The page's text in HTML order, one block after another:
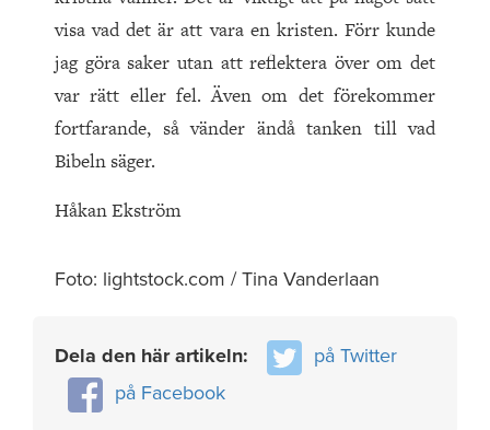
visa vad det är att vara en kristen. Förr kunde
jag göra saker utan att reflektera över om det
var rätt eller fel. Även om det förekommer
fortfarande, så vänder ändå tanken till vad
Bibeln säger.
Håkan Ekström
Foto: lightstock.com / Tina Vanderlaan
Dela den här artikeln:
på Twitter
på Facebook